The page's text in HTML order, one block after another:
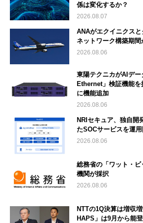
係は変化するか？
2026.08.07
ANAがエクイニクスと
ネットワーク構築期
2026.08.06
東陽テクニカがAIデ
Ethernet」検証機能
に機能追加
2026.08.06
NRIセキュア、独自開
たSOCサービスを運
2026.08.06
総務省の「ワット・
機関が採択
2026.08.06
NTTの1Q決算は増収
HAPS」は9月から能